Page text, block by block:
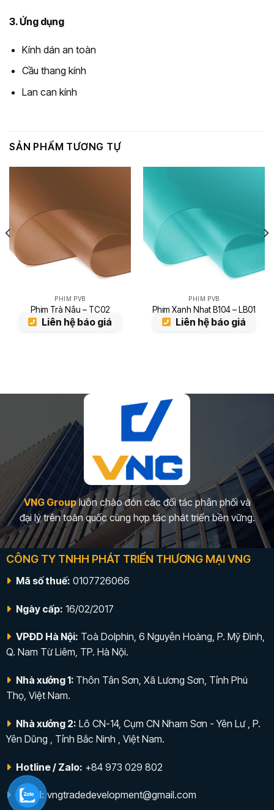
3. Ứng dụng
Kính dán an toàn
Cầu thang kính
Lan can kính
SẢN PHẨM TƯƠNG TỰ
PHIM PVB
Phim Trà Nâu – TC02
Liên hệ báo giá
PHIM PVB
Phim Xanh Nhạt B104 – LB01
Liên hệ báo giá
VNG Groupluôn chào đón các đối tác phân phối và
đại lý trên toàn quốc cùng hợp tác phát triển bền vững.
CÔNG TY TNHH PHÁT TRIỂN THƯƠNG MẠI VNG
Mã số thuế: 0107726066
Ngày cấp: 16/02/2017
VPĐD Hà Nội: Toà Dolphin, 6 Nguyễn Hoàng, P. Mỹ Đình,
Q. Nam Từ Liêm, TP. Hà Nội.
Nhà xưởng 1: Thôn Tân Sơn, Xã Lương Sơn, Tỉnh Phú
Thọ, Việt Nam.
Nhà xưởng 2: Lô CN-14, Cụm CN Nham Sơn - Yên Lư , P.
Yên Dũng , Tỉnh Bắc Ninh , Việt Nam.
Hotline / Zalo: +84 973 029 802
Email:vngtradedevelopment@gmail.com